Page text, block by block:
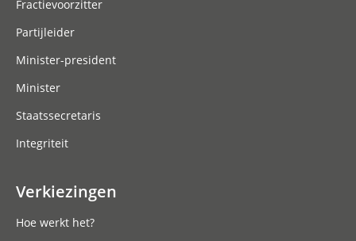
Fractievoorzitter
Partijleider
Minister-president
Minister
Staatssecretaris
Integriteit
Verkiezingen
Hoe werkt het?